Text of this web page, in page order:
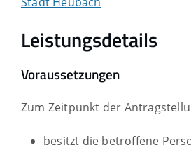
Leistungsdetails
Voraussetzungen
Zum Zeitpunkt der
besitzt die betroffene